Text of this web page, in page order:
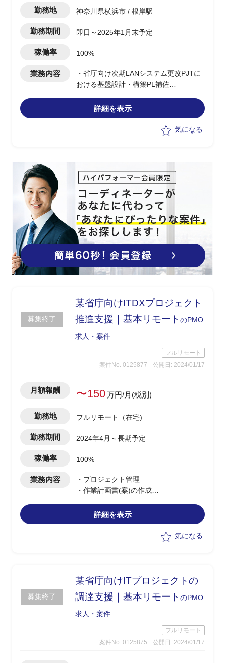
勤務地 神奈川県横浜市 / 根岸駅
勤務期間 即日～2025年1月末予定
稼働率 100%
業務内容
・省庁向け次期LANシステム更改PJTに
おける基盤設計・構築PL補佐
・Vcenterサーバーの構築およびその他
課題対応推進を担当
詳細を表示
気になる
募集終了
某省庁向けITDXプロジェクト
推進支援｜基本リモート のPMO
求人・案件
フルリモート
案件No. 0125877
公開日: 2024/01/17
月額報酬 〜150万円/月(税別)
勤務地 フルリモート（在宅)
勤務期間 2024年4月～長期予定
稼働率 100%
業務内容
・プロジェクト管理
・作業計画書(案)の作成
・システムの企画立案、業務フローの作
成及びBPRの観点からの助言
・ガバメントクラウド移行及び新規構築
た技術的助言及び支援
詳細を表示
気になる
募集終了
某省庁向けITプロジェクトの
調達支援｜基本リモート のPMO
求人・案件
フルリモート
案件No. 0125875
公開日: 2024/01/17